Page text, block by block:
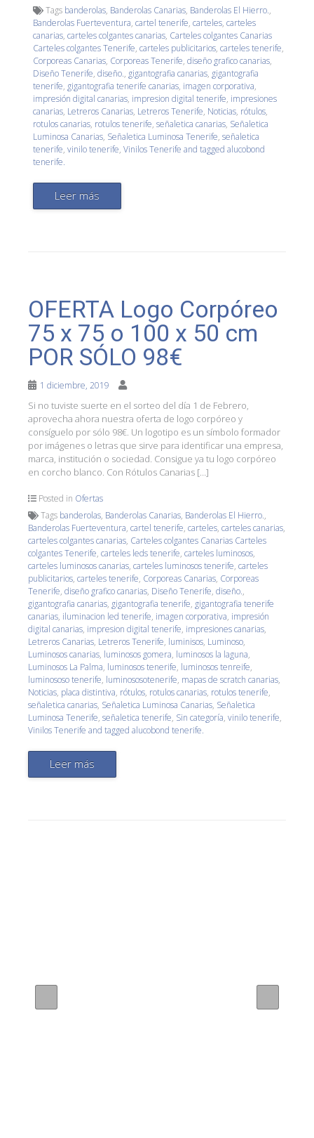
Tags banderolas, Banderolas Canarias, Banderolas El Hierro.,
Banderolas Fuerteventura,cartel tenerife,carteles,carteles
canarias,carteles colgantes canarias, Carteles colgantes Canarias
Carteles colgantes Tenerife,carteles publicitarios,carteles tenerife,
Corporeas Canarias, Corporeas Tenerife,diseño grafico canarias,
Diseño Tenerife,diseño., gigantografia canarias, gigantografia
tenerife, gigantografia tenerife canarias, imagen corporativa,
impresión digital canarias, impresion digital tenerife, impresiones
canarias, Letreros Canarias, Letreros Tenerife, Noticias, rótulos,
rotulos canarias, rotulos tenerife,señaletica canarias, Señaletica
Luminosa Canarias, Señaletica Luminosa Tenerife,señaletica
tenerife,vinilo tenerife,Vinilos Tenerife and tagged alucobond
tenerife.
Leer más
OFERTA Logo Corpóreo
75 x 75 o 100 x 50 cm
POR SÓLO 98€
1 diciembre, 2019
Si no tuviste suerte en el sorteo del día 1 de Febrero,
aprovecha ahora nuestra oferta de logo corpóreo y
consíguelo por sólo 98€. Un logotipo es un símbolo formador
por imágenes o letras que sirve para identificar una empresa,
marca, institución o sociedad. Consigue ya tu logo corpóreo
en corcho blanco. Con Rótulos Canarias […]
Posted in Ofertas
Tags banderolas, Banderolas Canarias, Banderolas El Hierro.,
Banderolas Fuerteventura, cartel tenerife, carteles, carteles canarias,
carteles colgantes canarias, Carteles colgantes Canarias Carteles
colgantes Tenerife, carteles leds tenerife, carteles luminosos,
carteles luminosos canarias, carteles luminosos tenerife, carteles
publicitarios, carteles tenerife, Corporeas Canarias, Corporeas
Tenerife, diseño grafico canarias, Diseño Tenerife, diseño.,
gigantografia canarias, gigantografia tenerife, gigantografia tenerife
canarias, iluminacion led tenerife, imagen corporativa, impresión
digital canarias, impresion digital tenerife, impresiones canarias,
Letreros Canarias, Letreros Tenerife, luminisos, Luminoso,
Luminosos canarias, luminosos gomera, luminosos la laguna,
Luminosos La Palma, luminosos tenerife, luminosos tenreife,
luminososo tenerife, luminososotenerife, mapas de scratch canarias,
Noticias, placa distintiva, rótulos, rotulos canarias, rotulos tenerife,
señaletica canarias, Señaletica Luminosa Canarias, Señaletica
Luminosa Tenerife, señaletica tenerife, Sin categoría, vinilo tenerife,
Vinilos Tenerife and tagged alucobond tenerife.
Leer más